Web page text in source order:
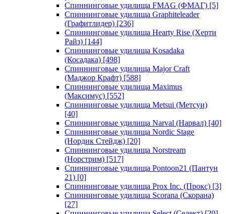
Спиннинговые удилища FMAG (ФМАГ) [5]
Спиннинговые удилища Graphiteleader
(Графитлидер) [236]
Спиннинговые удилища Hearty Rise (Херти
Райз) [144]
Спиннинговые удилища Kosadaka
(Косадака) [498]
Спиннинговые удилища Major Craft
(Маджор Крафт) [588]
Спиннинговые удилища Maximus
(Максимус) [552]
Спиннинговые удилища Metsui (Метсуи)
[40]
Спиннинговые удилища Narval (Нарвал) [40]
Спиннинговые удилища Nordic Stage
(Нордик Стейдж) [20]
Спиннинговые удилища Norstream
(Норстрим) [517]
Спиннинговые удилища Pontoon21 (Пантун
21) [0]
Спиннинговые удилища Prox Inc. (Прокс) [3]
Спиннинговые удилища Scorana (Скорана)
[27]